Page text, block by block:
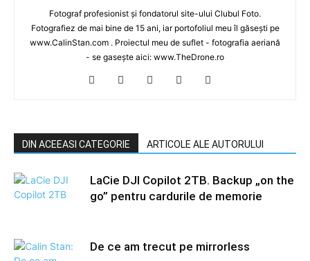
Fotograf profesionist și fondatorul site-ului Clubul Foto.
Fotografiez de mai bine de 15 ani, iar portofoliul meu îl găsești pe
www.CalinStan.com . Proiectul meu de suflet - fotografia aeriană
- se gasește aici: www.TheDrone.ro
DIN ACEEASI CATEGORIE ARTICOLE ALE AUTORULUI
LaCie DJI Copilot 2TB. Backup „on the
go” pentru cardurile de memorie
De ce am trecut pe mirrorless